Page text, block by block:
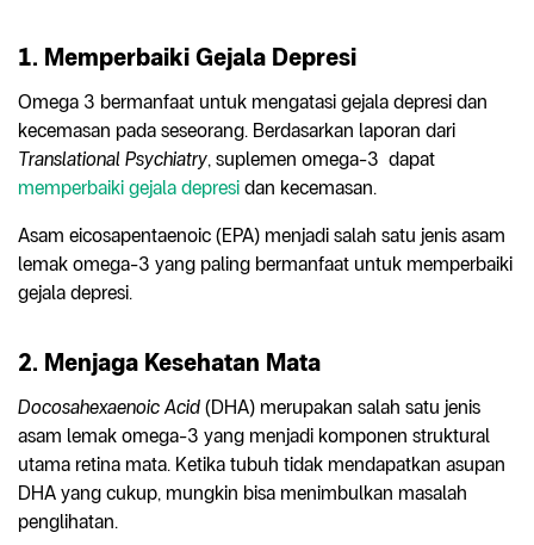
1. Memperbaiki Gejala Depresi
Omega 3 bermanfaat untuk mengatasi gejala depresi dan
kecemasan pada seseorang. Berdasarkan laporan dari
Translational Psychiatry, suplemen omega-3 dapat
memperbaiki gejala depresi dan kecemasan.
Asam eicosapentaenoic (EPA) menjadi salah satu jenis asam
lemak omega-3 yang paling bermanfaat untuk memperbaiki
gejala depresi.
2. Menjaga Kesehatan Mata
Docosahexaenoic Acid (DHA) merupakan salah satu jenis
asam lemak omega-3 yang menjadi komponen struktural
utama retina mata. Ketika tubuh tidak mendapatkan asupan
DHA yang cukup, mungkin bisa menimbulkan masalah
penglihatan.